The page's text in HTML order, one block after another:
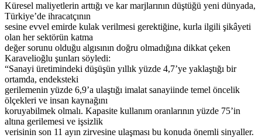
Küresel maliyetlerin arttığı ve kar marjlarının düştüğü yeni dünyada,
Türkiye’de ihracatçının
sesine evvel emirde kulak verilmesi gerektiğine, kurla ilgili şikâyeti
olan her sektörün katma
değer sorunu olduğu algısının doğru olmadığına dikkat çeken
Karavelioğlu şunları söyledi:
“Sanayi üretimindeki düşüşün yıllık yüzde 4,7’ye yaklaştığı bir
ortamda, endeksteki
gerilemenin yüzde 6,9’a ulaştığı imalat sanayiinde temel öncelik
ölçekleri ve insan kaynağını
koruyabilmek olmalı. Kapasite kullanım oranlarının yüzde 75’in
altına gerilemesi ve işsizlik
verisinin son 11 ayın zirvesine ulaşması bu konuda önemli sinyaller.